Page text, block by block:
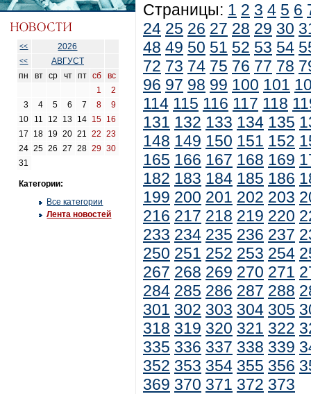
<< 2026
<<
АВГУСТ
пн
вт ср чт пт сб
вс
1
2
3
4 5 6 7 8
9
10
11 12 13 14 15 16
17
18 19 20 21 22
23
24 25 26 27 28 29 30
31
Категории:
Все категории
Лента новостей
Страницы: 1 2 3 4 5 6
24 25 26 27 28 29 30
48 49 50 51 52 53 54
72 73 74 75 76 77 78
96 97 98 99 100 101
114 115 116 117 118
131 132 133 134 135
148 149 150 151 152
165 166 167 168 169
182 183 184 185 186
199 200 201 202 203
216 217 218 219 220
233 234 235 236 237
250 251 252 253 254
267 268 269 270 271
284 285 286 287 288
301 302 303 304 305
318 319 320 321 322
335 336 337 338 339
352 353 354 355 356
369 370 371 372 373